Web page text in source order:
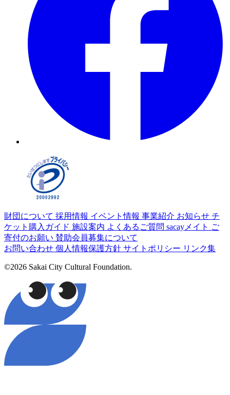
財団について 採用情報 イベント情報 事業紹介 お知らせ チ
ケット購入ガイド 施設案内 よくあるご質問 sacayメイト ご
寄付のお願い 賛助会員募集について
お問い合わせ 個人情報保護方針 サイトポリシー リンク集
©2026 Sakai City Cultural Foundation.